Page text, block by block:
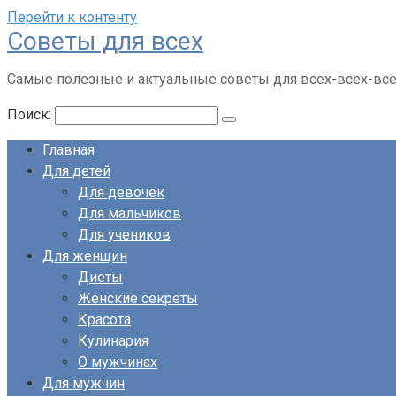
Перейти к контенту
Советы для всех
Самые полезные и актуальные советы для всех-всех-
Поиск:
Главная
Для детей
Для девочек
Для мальчиков
Для учеников
Для женщин
Диеты
Женские секреты
Красота
Кулинария
О мужчинах
Для мужчин